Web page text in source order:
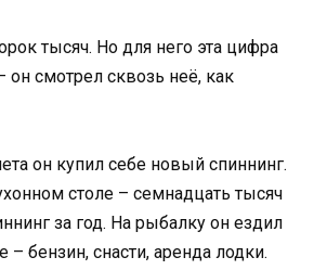
тысяч. Но для него эта цифра
он смотрел сквозь неё, как
он купил себе новый спиннинг.
столе – семнадцать тысяч
за год. На рыбалку он ездил
бензин, снасти, аренда лодки.